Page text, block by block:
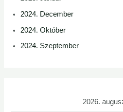
2024. December
2024. Október
2024. Szeptember
2026.